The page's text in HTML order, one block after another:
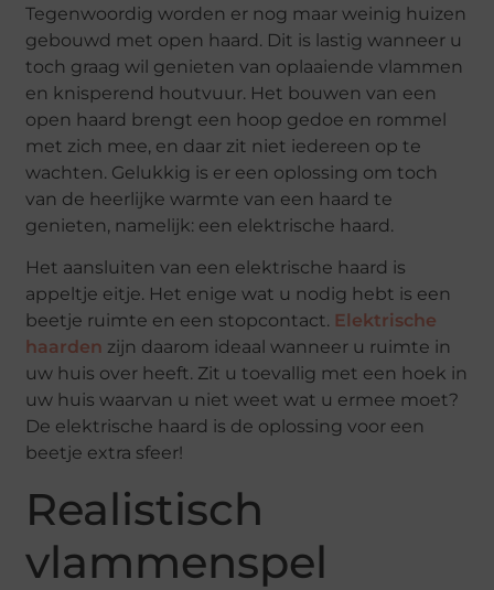
Tegenwoordig worden er nog maar weinig huizen
gebouwd met open haard. Dit is lastig wanneer u
toch graag wil genieten van oplaaiende vlammen
en knisperend houtvuur. Het bouwen van een
open haard brengt een hoop gedoe en rommel
met zich mee, en daar zit niet iedereen op te
wachten. Gelukkig is er een oplossing om toch
van de heerlijke warmte van een haard te
genieten, namelijk: een elektrische haard.
Het aansluiten van een elektrische haard is
appeltje eitje. Het enige wat u nodig hebt is een
beetje ruimte en een stopcontact. Elektrische
haarden zijn daarom ideaal wanneer u ruimte in
uw huis over heeft. Zit u toevallig met een hoek in
uw huis waarvan u niet weet wat u ermee moet?
De elektrische haard is de oplossing voor een
beetje extra sfeer!
Realistisch
vlammenspel